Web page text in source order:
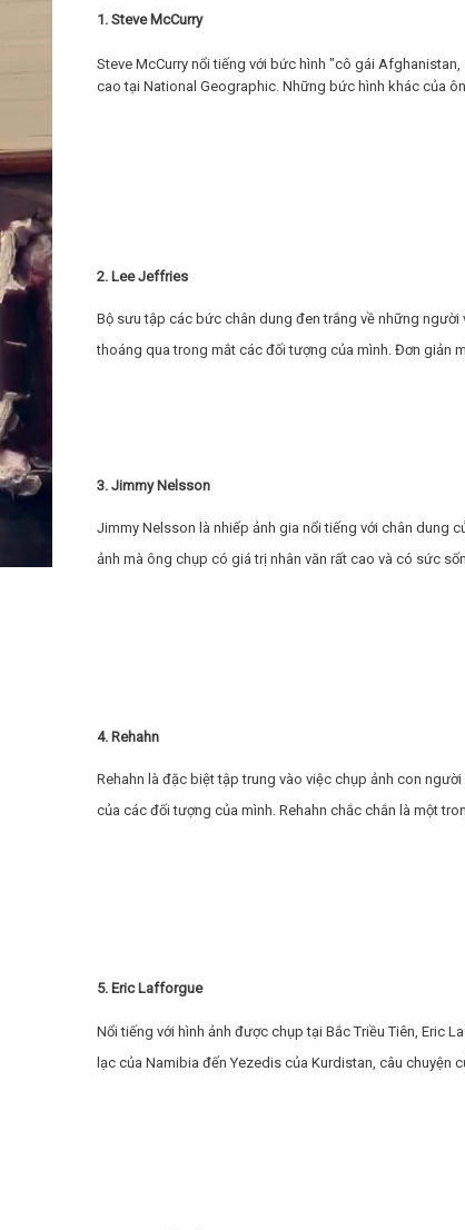
1. Steve McCurry
Steve McCurry nổi tiếng với bức hình "cô gái
cao tại National Geographic. Những bức hình khác của
2. Lee Jeffries
Bộ sưu tập các bức chân dung đen trắng về những
thoáng qua trong mắt các đối tượng của mình. Đơn giản
3. Jimmy Nelsson
Jimmy Nelsson là nhiếp ảnh gia nổi tiếng với chân dung
ảnh mà ông chụp có giá trị nhân văn rất cao và có sức
4. Rehahn
Rehahn là đặc biệt tập trung vào việc chụp ảnh con
của các đối tượng của mình. Rehahn chắc chắn là một
5. Eric Lafforgue
Nổi tiếng với hình ảnh được chụp tại Bắc Triều Tiên, Eric
lạc của Namibia đến Yezedis của Kurdistan, câu chuyện